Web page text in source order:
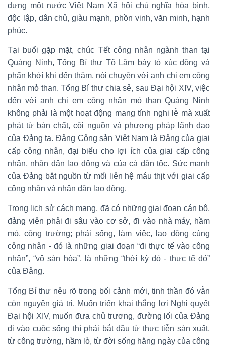
dựng một nước Việt Nam Xã hội chủ nghĩa hòa bình,
độc lập, dân chủ, giàu mạnh, phồn vinh, văn minh, hạnh
phúc.
Tại buổi gặp mặt, chúc Tết công nhân ngành than tại
Quảng Ninh, Tổng Bí thư Tô Lâm bày tỏ xúc động và
phấn khởi khi đến thăm, nói chuyện với anh chị em công
nhân mỏ than. Tổng Bí thư chia sẻ, sau Đại hội XIV, việc
đến với anh chị em công nhân mỏ than Quảng Ninh
không phải là một hoạt động mang tính nghi lễ mà xuất
phát từ bản chất, cội nguồn và phương pháp lãnh đạo
của Đảng ta. Đảng Cộng sản Việt Nam là Đảng của giai
cấp công nhân, đại biểu cho lợi ích của giai cấp công
nhân, nhân dân lao động và của cả dân tộc. Sức mạnh
của Đảng bắt nguồn từ mối liên hệ máu thịt với giai cấp
công nhân và nhân dân lao động.
Trong lịch sử cách mạng, đã có những giai đoạn cán bộ,
đảng viên phải đi sâu vào cơ sở, đi vào nhà máy, hầm
mỏ, công trường; phải sống, làm việc, lao động cùng
công nhân - đó là những giai đoạn “đi thực tế vào công
nhân”, “vô sản hóa”, là những “thời kỳ đỏ - thực tế đỏ”
của Đảng.
Tổng Bí thư nêu rõ trong bối cảnh mới, tinh thần đó vẫn
còn nguyên giá trị. Muốn triển khai thắng lợi Nghị quyết
Đại hội XIV, muốn đưa chủ trương, đường lối của Đảng
đi vào cuộc sống thì phải bắt đầu từ thực tiễn sản xuất,
từ công trường, hầm lò, từ đời sống hằng ngày của công